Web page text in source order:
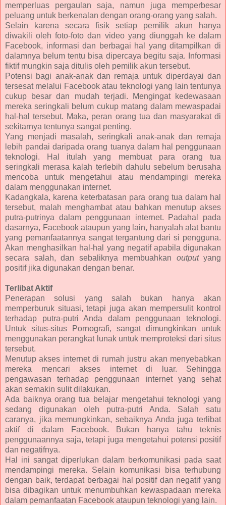
memperluas pergaulan saja, namun juga memperbesar
peluang untuk berkenalan dengan orang-orang yang salah.
Selain karena secara fisik setiap pemilik akun hanya
diwakili oleh foto-foto dan video yang diunggah ke dalam
Facebook, informasi dan berbagai hal yang ditampilkan di
dalamnya belum tentu bisa dipercaya begitu saja. Informasi
fiktif mungkin saja ditulis oleh pemilik akun tersebut.
Potensi bagi anak-anak dan remaja untuk diperdayai dan
tersesat melalui Facebook atau teknologi yang lain tentunya
cukup besar dan mudah terjadi. Mengingat kedewasaan
mereka seringkali belum cukup matang dalam mewaspadai
hal-hal tersebut. Maka, peran orang tua dan masyarakat di
sekitarnya tentunya sangat penting.
Yang menjadi masalah, seringkali anak-anak dan remaja
lebih pandai daripada orang tuanya dalam hal penggunaan
teknologi. Hal itulah yang membuat para orang tua
seringkali merasa kalah terlebih dahulu sebelum berusaha
mencoba untuk mengetahui atau mendampingi mereka
dalam menggunakan internet.
Kadangkala, karena keterbatasan para orang tua dalam hal
tersebut, malah menghambat atau bahkan menutup akses
putra-putrinya dalam penggunaan internet. Padahal pada
dasarnya, Facebook ataupun yang lain, hanyalah alat bantu
yang pemanfaatannya sangat tergantung dari si pengguna.
Akan menghasilkan hal-hal yang negatif apabila digunakan
secara salah, dan sebaliknya membuahkan outputyang
positif jika digunakan dengan benar.
Terlibat Aktif
Penerapan solusi yang salah bukan hanya akan
memperburuk situasi, tetapi juga akan mempersulit kontrol
terhadap putra-putri Anda dalam penggunaan teknologi.
Untuk situs-situs Pornografi, sangat dimungkinkan untuk
menggunakan perangkat lunak untuk memproteksi dari situs
tersebut.
Menutup akses internet di rumah justru akan menyebabkan
mereka mencari akses internet di luar. Sehingga
pengawasan terhadap penggunaan internet yang sehat
akan semakin sulit dilakukan.
Ada baiknya orang tua belajar mengetahui teknologi yang
sedang digunakan oleh putra-putri Anda. Salah satu
caranya, jika memungkinkan, sebaiknya Anda juga terlibat
aktif di dalam Facebook. Bukan hanya tahu teknis
penggunaannya saja, tetapi juga mengetahui potensi positif
dan negatifnya.
Hal ini sangat diperlukan dalam berkomunikasi pada saat
mendampingi mereka. Selain komunikasi bisa terhubung
dengan baik, terdapat berbagai hal positif dan negatif yang
bisa dibagikan untuk menumbuhkan kewaspadaan mereka
dalam pemanfaatan Facebook ataupun teknologi yang lain.